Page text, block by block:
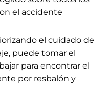
el accidente
el cuidado de
puede tomar el
para encontrar el
por resbalón y